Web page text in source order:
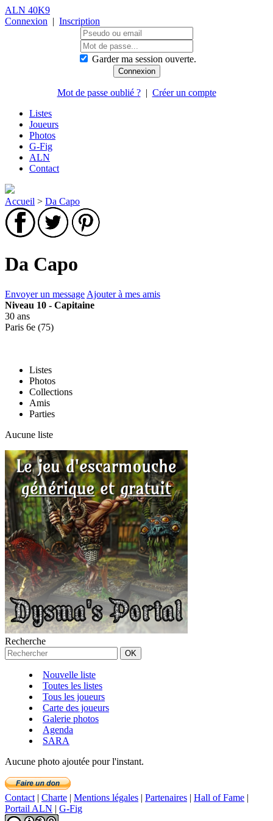
ALN 40K9
Connexion | Inscription
Garder ma session ouverte.
Mot de passe oublié ?| Créer un compte
Listes
Joueurs
Photos
G-Fig
ALN
Contact
Accueil > Da Capo
Da Capo
Envoyer un message Ajouter à mes amis
Niveau 10 - Capitaine
30 ans
Paris 6e (75)
Listes
Photos
Collections
Amis
Parties
Aucune liste
Recherche
Nouvelle liste
Toutes les listes
Tous les joueurs
Carte des joueurs
Galerie photos
Agenda
SARA
Aucune photo ajoutée pour l'instant.
Contact | Charte | Mentions légales | Partenaires | Hall of Fame |
Portail ALN | G-Fig